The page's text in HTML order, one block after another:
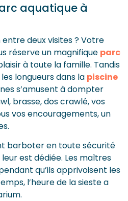
aquatique à
entre deux visites ? Votre
réserve un magnifique parc
à toute la famille. Tandis
longueurs dans la piscine
s’amusent à dompter
brasse, dos crawlé, vos
vos encouragements, un
barboter en toute sécurité
est dédiée. Les maîtres
qu’ils apprivoisent les
l’heure de la sieste a